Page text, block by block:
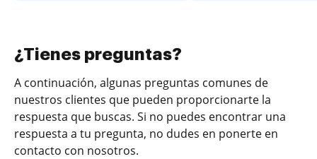
¿Tienes preguntas?
A continuación, algunas preguntas comunes de
nuestros clientes que pueden proporcionarte la
respuesta que buscas. Si no puedes encontrar una
respuesta a tu pregunta, no dudes en ponerte en
contacto con nosotros.